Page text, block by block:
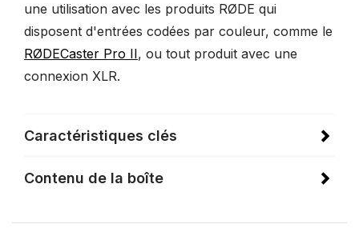
une utilisation avec les produits RØDE qui
disposent d'entrées codées par couleur, comme le
RØDECaster Pro II, ou tout produit avec une
connexion XLR.
Caractéristiques clés
Contenu de la boîte